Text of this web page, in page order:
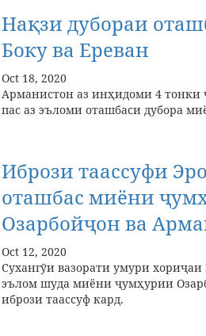
Нақзи дубораи
Боку ва Ереван
Oct 18, 2020
Арманистон аз инҳидоми 4 тонки
пас аз эъломи оташбаси дубора
Ибрози таассуфи
оташбас миёни
Озарбойҷон ва
Oct 12, 2020
Сухангӯи вазорати умури
эълом шуда миёни ҷумҳурии
ибрози таассуф кард.